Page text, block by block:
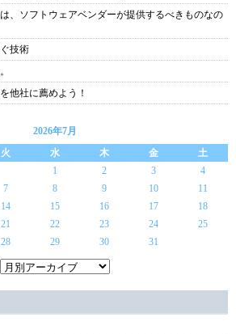
、ソフトウェアベンダーが提供するべきものなの
技術
他社に薦めよう！
2026年7月
火 水 木 金
土
1
2 3
4
7 8 9 10
11
14 15 16 17
18
21 22 23 24
25
28 29 30 31